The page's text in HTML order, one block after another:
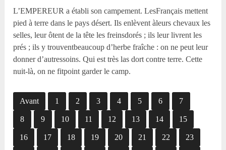
L’EMPEREUR a établi son campement. LesFrançais mettent
pied à terre dans le pays désert. Ils enlèvent àleurs chevaux les
selles, leur ôtent de la tête les freinsdorés ; ils leur livrent les
prés ; ils y trouventbeaucoup d’herbe fraîche : on ne peut leur
donner d’autressoins. Qui est très las dort contre terre. Cette
nuit-là, on ne fitpoint garder le camp.
Avant 1 2 3 4 5 6 7
8 9 10 11 12 13 14 15
16 17 18 19 20 21 22 23